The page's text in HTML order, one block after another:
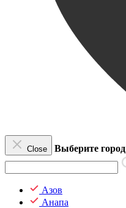
Close Выберите город
Азов
Анапа